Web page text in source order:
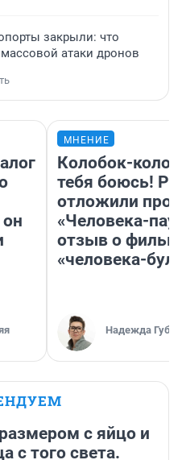
закрыли: что
атаки дронов
МНЕНИЕ
Колобок-
тебя боюсь!
отложили
«Человека-
отзыв о
«человека-
Надежда
с яйцо и
с того света.